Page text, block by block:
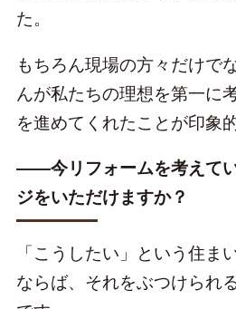
た。
もちろん現場の方々だけで
んが私たちの理想を第一に
を進めてくれたことが印象
――今リフォームを考えて
ジをいただけますか？
「こうしたい」という住ま
ならば、それをぶつけられ